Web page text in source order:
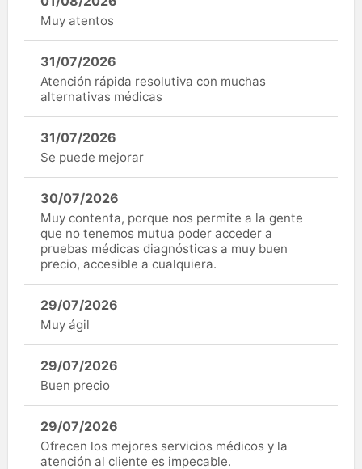
Muy atentos
31/07/2026
Atención rápida resolutiva con muchas
alternativas médicas
31/07/2026
Se puede mejorar
30/07/2026
Muy contenta, porque nos permite a la gente
que no tenemos mutua poder acceder a
pruebas médicas diagnósticas a muy buen
precio, accesible a cualquiera.
29/07/2026
Muy ágil
29/07/2026
Buen precio
29/07/2026
Ofrecen los mejores servicios médicos y la
atención al cliente es impecable.